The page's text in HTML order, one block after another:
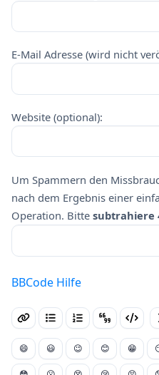
E-Mail Adresse (wird nicht
Website (optional):
Um Spammern den
nach dem Ergebnis einer
Operation. Bitte subtrahiere
BBCode Hilfe
😄 😃 😉 😊 😁